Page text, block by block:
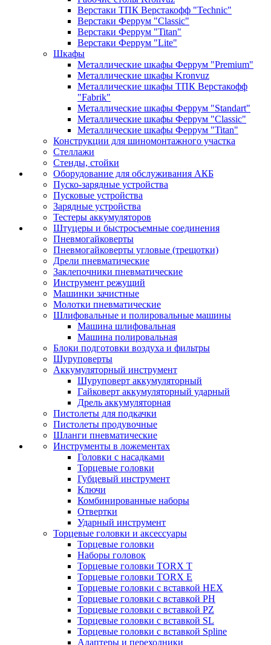
Верстаки ТПК Верстакофф "Technic"
Верстаки Феррум "Classic"
Верстаки Феррум "Titan"
Верстаки Феррум "Lite"
Шкафы
Металлические шкафы Феррум "Premium"
Металлические шкафы Kronvuz
Металлические шкафы ТПК Верстакофф
"Fabrik"
Металлические шкафы Феррум "Standart"
Металлические шкафы Феррум "Classic"
Металлические шкафы Феррум "Titan"
Конструкции для шиномонтажного участка
Стеллажи
Стенды, стойки
Оборудование для обслуживания АКБ
Пуско-зарядные устройства
Пусковые устройства
Зарядные устройства
Тестеры аккумуляторов
Штуцеры и быстросъемные соединения
Пневмогайковерты
Пневмогайковерты угловые (трещотки)
Дрели пневматические
Заклепочники пневматические
Инструмент режущий
Машинки зачистные
Молотки пневматические
Шлифовальные и полировальные машины
Машина шлифовальная
Машина полировальная
Блоки подготовки воздуха и фильтры
Шуруповерты
Аккумуляторный инструмент
Шуруповерт аккумуляторный
Гайковерт аккумуляторный ударный
Дрель аккумуляторная
Пистолеты для подкачки
Пистолеты продувочные
Шланги пневматические
Инструменты в ложементах
Головки с насадками
Торцевые головки
Губцевый инструмент
Ключи
Комбинированные наборы
Отвертки
Ударный инструмент
Торцевые головки и аксессуары
Торцевые головки
Наборы головок
Торцевые головки TORX T
Торцевые головки TORX Е
Торцевые головки с вставкой HEX
Торцевые головки с вставкой PH
Торцевые головки с вставкой PZ
Торцевые головки с вставкой SL
Торцевые головки с вставкой Spline
Адаптеры и переходники